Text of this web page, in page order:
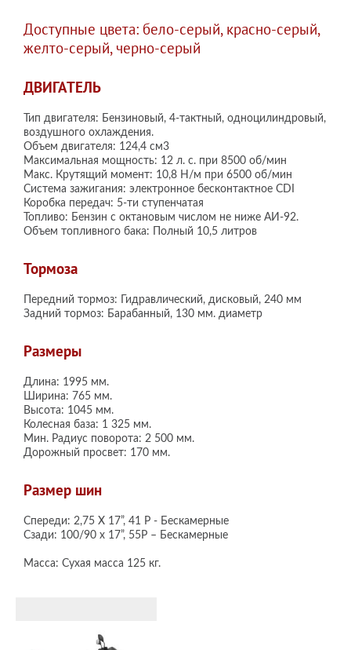
Доступные цвета: бело-серый, красно-серый,
желто-серый, черно-серый
ДВИГАТЕЛЬ
Тип двигателя: Бензиновый, 4-тактный, одноцилиндровый,
воздушного охлаждения.
Объем двигателя: 124,4 см3
Максимальная мощность: 12 л. с. при 8500 об/мин
Макс. Крутящий момент: 10,8 Н/м при 6500 об/мин
Система зажигания: электронное бесконтактное CDI
Коробка передач: 5-ти ступенчатая
Топливо: Бензин с октановым числом не ниже АИ-92.
Объем топливного бака: Полный 10,5 литров
Тормоза
Передний тормоз: Гидравлический, дисковый, 240 мм
Задний тормоз: Барабанный, 130 мм. диаметр
Размеры
Длина: 1995 мм.
Ширина: 765 мм.
Высота: 1045 мм.
Колесная база: 1 325 мм.
Мин. Радиус поворота: 2 500 мм.
Дорожный просвет: 170 мм.
Размер шин
Спереди: 2,75 X 17”, 41 P - Бескамерные
Сзади: 100/90 x 17”, 55P – Бескамерные
Масса: Сухая масса 125 кг.